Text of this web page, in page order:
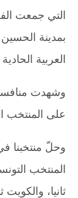
التي جمعت
بمدينة
العربية
وشهدت
على المنتخب
وحلّ منتخبنا
المنتخب
ثانيا، والكويت